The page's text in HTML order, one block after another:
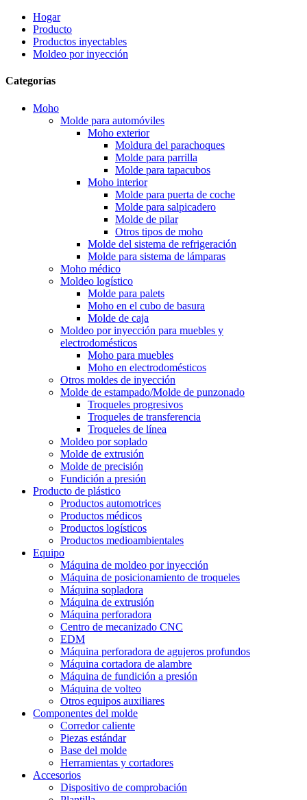
Hogar
Producto
Productos inyectables
Moldeo por inyección
Categorías
Moho
Molde para automóviles
Moho exterior
Moldura del parachoques
Molde para parrilla
Molde para tapacubos
Moho interior
Molde para puerta de coche
Molde para salpicadero
Molde de pilar
Otros tipos de moho
Molde del sistema de refrigeración
Molde para sistema de lámparas
Moho médico
Moldeo logístico
Molde para palets
Moho en el cubo de basura
Molde de caja
Moldeo por inyección para muebles y
electrodomésticos
Moho para muebles
Moho en electrodomésticos
Otros moldes de inyección
Molde de estampado/Molde de punzonado
Troqueles progresivos
Troqueles de transferencia
Troqueles de línea
Moldeo por soplado
Molde de extrusión
Molde de precisión
Fundición a presión
Producto de plástico
Productos automotrices
Productos médicos
Productos logísticos
Productos medioambientales
Equipo
Máquina de moldeo por inyección
Máquina de posicionamiento de troqueles
Máquina sopladora
Máquina de extrusión
Máquina perforadora
Centro de mecanizado CNC
EDM
Máquina perforadora de agujeros profundos
Máquina cortadora de alambre
Máquina de fundición a presión
Máquina de volteo
Otros equipos auxiliares
Componentes del molde
Corredor caliente
Piezas estándar
Base del molde
Herramientas y cortadores
Accesorios
Dispositivo de comprobación